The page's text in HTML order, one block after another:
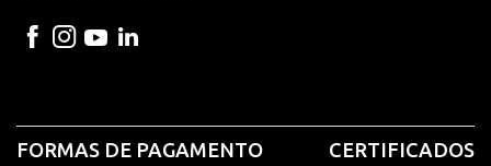
FORMAS DE PAGAMENTO CERTIFICADOS